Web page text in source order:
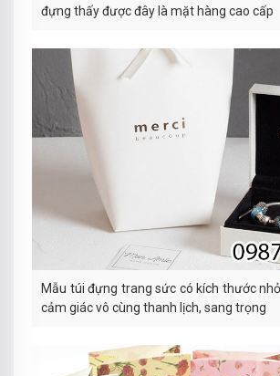
đựng thấy được đây là mặt hàng cao cấp
Mẫu túi đựng trang sức có kích thước
cảm giác vô cùng thanh lịch, sang trọng